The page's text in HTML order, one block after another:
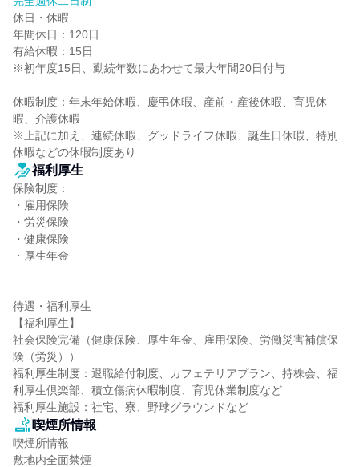
休日・休暇
年間休日：120日
有給休暇：15日
※初年度15日、勤続年数にあわせて最大年間20日付与
休暇制度：年末年始休暇、慶弔休暇、産前・産後休暇、育児休
暇、介護休暇
※上記に加え、連続休暇、グッドライフ休暇、誕生日休暇、特別
休暇などの休暇制度あり
福利厚生
保険制度：
・雇用保険
・労災保険
・健康保険
・厚生年金
待遇・福利厚生
【福利厚生】
社会保険完備（健康保険、厚生年金、雇用保険、労働災害補償保
険（労災））
福利厚生制度：退職給付制度、カフェテリアプラン、持株会、福
利厚生倶楽部、積立傷病休暇制度、育児休業制度など
福利厚生施設：社宅、寮、野球グラウンドなど
喫煙所情報
喫煙所情報
敷地内全面禁煙